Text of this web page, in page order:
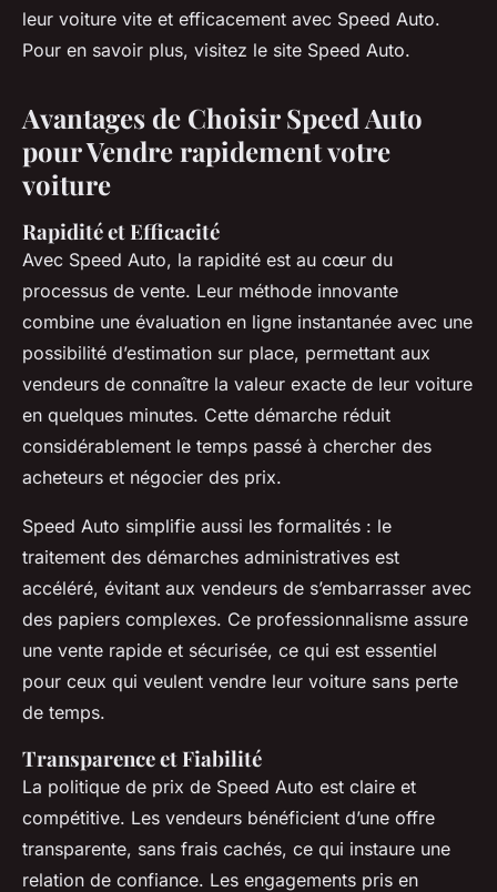
leur voiture vite et efficacement avec Speed Auto.
Pour en savoir plus, visitez le site Speed Auto.
Avantages de Choisir Speed Auto
pour Vendre rapidement votre
voiture
Rapidité et Efficacité
Avec Speed Auto, la rapidité est au cœur du
processus de vente. Leur méthode innovante
combine une évaluation en ligne instantanée avec une
possibilité d’estimation sur place, permettant aux
vendeurs de connaître la valeur exacte de leur voiture
en quelques minutes. Cette démarche réduit
considérablement le temps passé à chercher des
acheteurs et négocier des prix.
Speed Auto simplifie aussi les formalités : le
traitement des démarches administratives est
accéléré, évitant aux vendeurs de s’embarrasser avec
des papiers complexes. Ce professionnalisme assure
une vente rapide et sécurisée, ce qui est essentiel
pour ceux qui veulent vendre leur voiture sans perte
de temps.
Transparence et Fiabilité
La politique de prix de Speed Auto est claire et
compétitive. Les vendeurs bénéficient d’une offre
transparente, sans frais cachés, ce qui instaure une
relation de confiance. Les engagements pris en